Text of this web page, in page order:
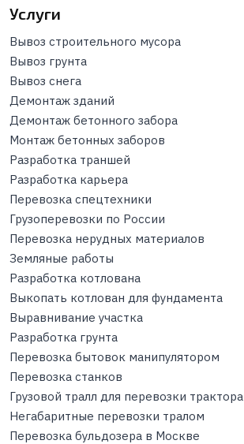
Услуги
Вывоз строительного мусора
Вывоз грунта
Вывоз снега
Демонтаж зданий
Демонтаж бетонного забора
Монтаж бетонных заборов
Разработка траншей
Разработка карьера
Перевозка спецтехники
Грузоперевозки по России
Перевозка нерудных материалов
Земляные работы
Разработка котлована
Выкопать котлован для фундамента
Выравнивание участка
Разработка грунта
Перевозка бытовок манипулятором
Перевозка станков
Грузовой тралл для перевозки трактора
Негабаритные перевозки тралом
Перевозка бульдозера в Москве